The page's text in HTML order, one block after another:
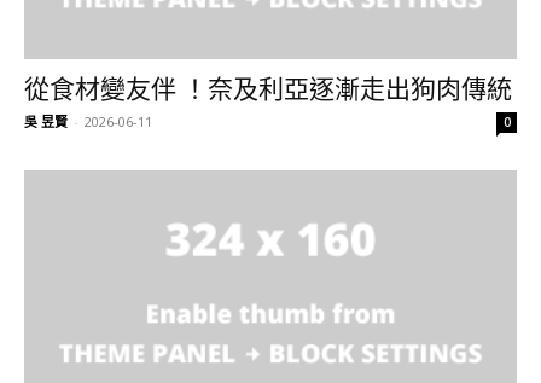
從食材變友伴 ！奈及利亞逐漸走出狗肉傳統
吳 昱賢 - 2026-06-11 0